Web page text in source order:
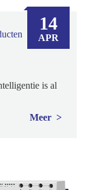
is al
Meer
14
APR